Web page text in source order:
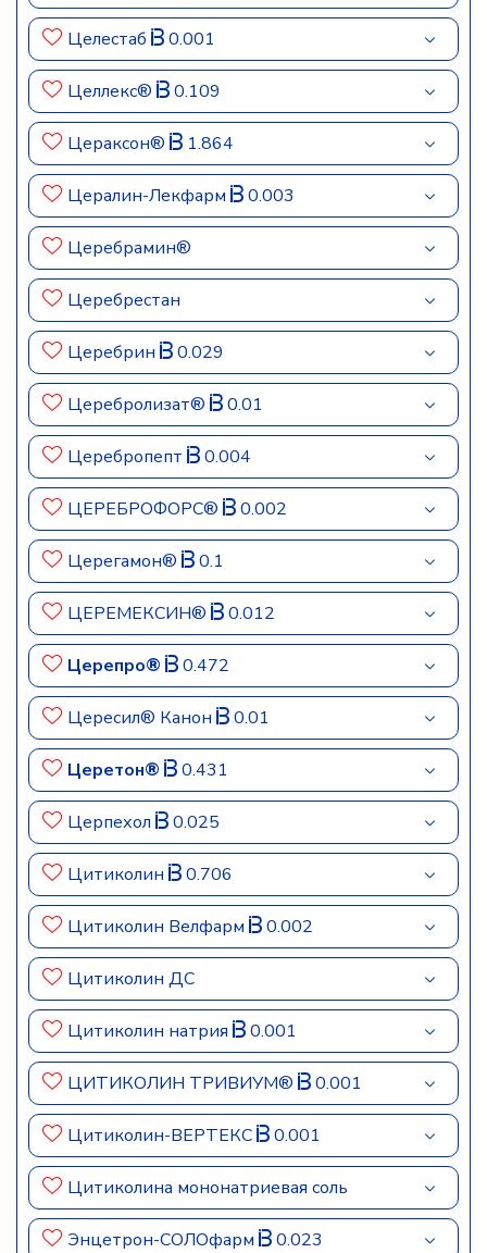
Целестаб 0.001
Целлекс® 0.109
Цераксон® 1.864
Цералин-Лекфарм 0.003
Церебрамин®
Церебрестан
Церебрин 0.029
Церебролизат® 0.01
Церебропепт 0.004
ЦЕРЕБРОФОРС® 0.002
Церегамон® 0.1
ЦЕРЕМЕКСИН® 0.012
Церепро® 0.472
Цересил® Канон 0.01
Церетон® 0.431
Церпехол 0.025
Цитиколин 0.706
Цитиколин Велфарм 0.002
Цитиколин ДС
Цитиколин натрия 0.001
ЦИТИКОЛИН ТРИВИУМ® 0.001
Цитиколин-ВЕРТЕКС 0.001
Цитиколина мононатриевая соль
Энцетрон-СОЛОфарм 0.023